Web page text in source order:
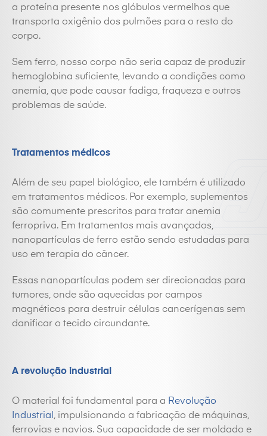
a proteína presente nos glóbulos vermelhos que
transporta oxigênio dos pulmões para o resto do
corpo.
Sem ferro, nosso corpo não seria capaz de produzir
hemoglobina suficiente, levando a condições como
anemia, que pode causar fadiga, fraqueza e outros
problemas de saúde.
Tratamentos médicos
Além de seu papel biológico, ele também é utilizado
em tratamentos médicos. Por exemplo, suplementos
são comumente prescritos para tratar anemia
ferropriva. Em tratamentos mais avançados,
nanopartículas de ferro estão sendo estudadas para
uso em terapia do câncer.
Essas nanopartículas podem ser direcionadas para
tumores, onde são aquecidas por campos
magnéticos para destruir células cancerígenas sem
danificar o tecido circundante.
A revolução industrial
O material foi fundamental para a Revolução
Industrial , impulsionando a fabricação de máquinas,
ferrovias e navios. Sua capacidade de ser moldado e